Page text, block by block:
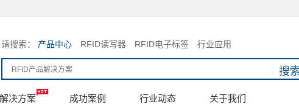
请搜索： 产品中心 RFID读写器 RFID电子标签 行业应用
解决方案 成功案例 行业动态 关于我们